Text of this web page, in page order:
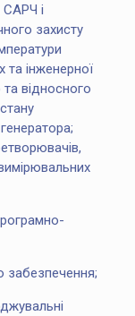
САРЧ і
захисту
та інженерної
відносного
забезпечення;